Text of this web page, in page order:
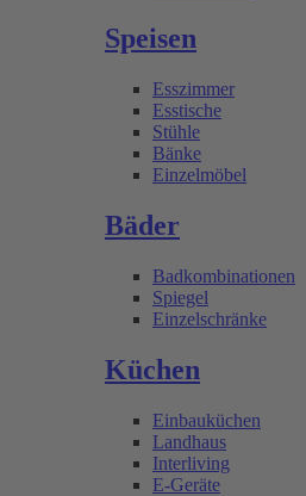
Speisen
Esszimmer
Esstische
Stühle
Bänke
Einzelmöbel
Bäder
Badkombinationen
Spiegel
Einzelschränke
Küchen
Einbauküchen
Landhaus
Interliving
E-Geräte